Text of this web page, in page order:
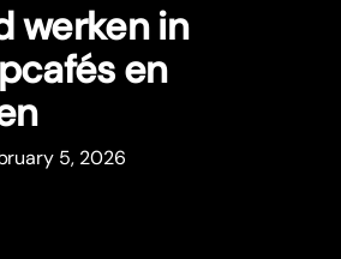
werken in
en
5, 2026